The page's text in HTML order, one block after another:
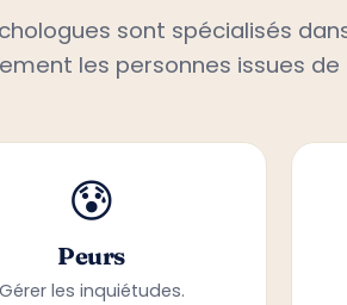
sont spécialisés
les personnes issues
😰
Peurs
Gérer les inquiétudes.